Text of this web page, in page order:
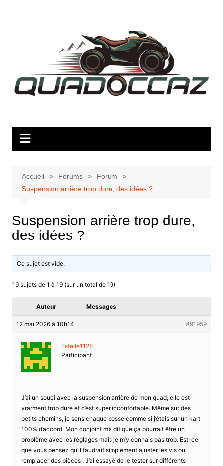
Accueil Forums
Forum
Suspension arrière trop dure, des idées ?
Suspension arrière trop dure,
des idées ?
Ce sujet est vide.
19 sujets de 1 à 19 (sur un total de 19)
Auteur Messages
12 mai 2026 à 10h14 #91959
Estelle1125
Participant
J’ai un souci avec la suspension arrière de mon quad, elle est
vrarment trop dure et c’est super inconfortable. Même sur des
petits chemins, je sens chaque bosse comme si j’étais sur un kart
100% d’accord. Mon conjoint m’a dit que ça pourrait être un
problème avec les réglages mais je m’y connais pas trop. Est-ce
que vous pensez qu’il faudrait simplement ajuster les vis ou
remplacer des pièces . J’ai essayé de le tester sur différents